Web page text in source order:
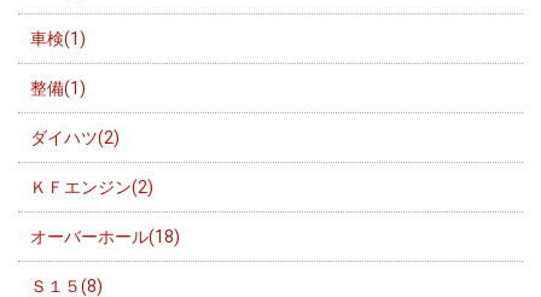
車検(1)
整備(1)
ダイハツ(2)
ＫＦエンジン(2)
オーバーホール(18)
Ｓ１５(8)